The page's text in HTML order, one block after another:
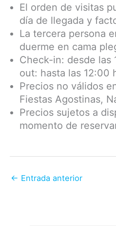
El orden de visitas
día de llegada y
La tercera persona
duerme en cama
Check-in: desde las
out: hasta las 12:00
Precios no válidos
Fiestas Agostinas,
Precios sujetos a
momento de
← Entrada anterior